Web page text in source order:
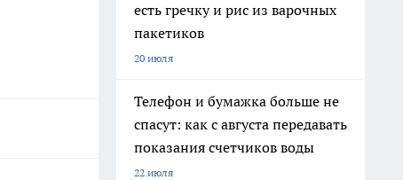
есть гречку и рис из варочных
пакетиков
20 июля
Телефон и бумажка больше не
спасут: как с августа передавать
показания счетчиков воды
22 июля